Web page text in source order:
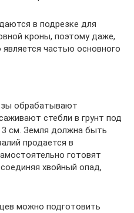
в подрезке для
кроны, поэтому даже,
частью основного
обрабатывают
стебли в грунт под
3 см. Земля должна быть
продается в
готовят
хвойный опад,
можно подготовить